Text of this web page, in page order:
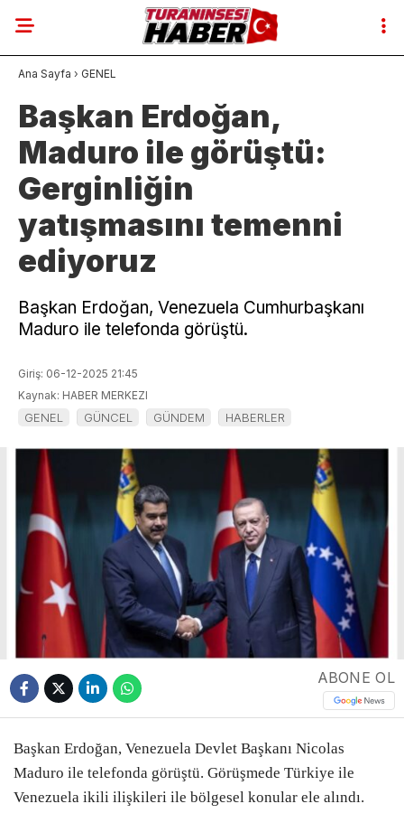
Ana Sayfa › GENEL
Başkan Erdoğan,
Maduro ile görüştü:
Gerginliğin
yatışmasını temenni
ediyoruz
Başkan Erdoğan, Venezuela Cumhurbaşkanı
Maduro ile telefonda görüştü.
Giriş: 06-12-2025 21:45
Kaynak: HABER MERKEZI
GENEL GÜNCEL GÜNDEM HABERLER
ABONE OL
Başkan Erdoğan, Venezuela Devlet Başkanı Nicolas
Maduro ile telefonda görüştü. Görüşmede Türkiye ile
Venezuela ikili ilişkileri ile bölgesel konular ele alındı.